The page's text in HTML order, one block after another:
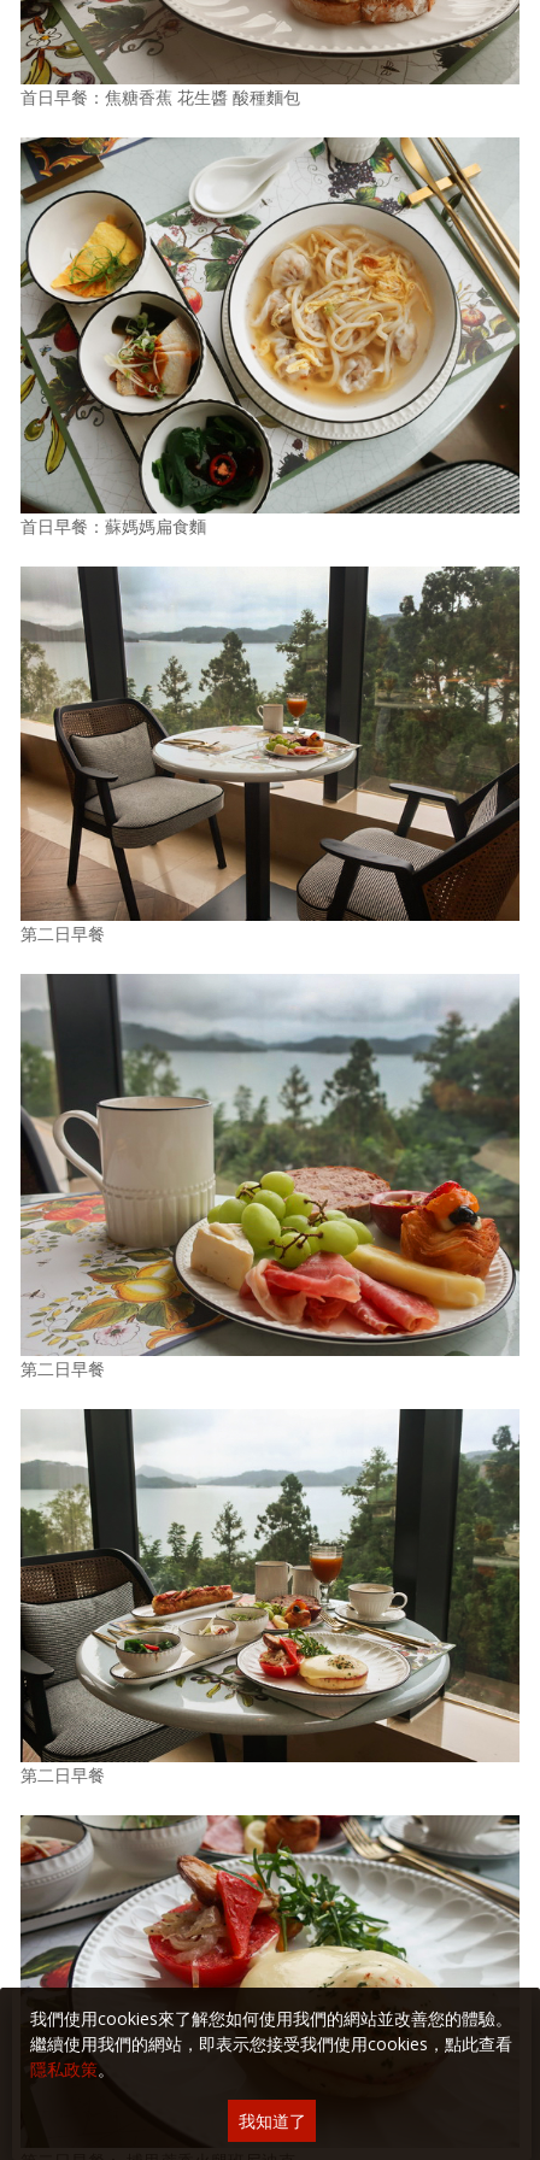
首日早餐：焦糖香蕉 花生醬 酸種麵包
首日早餐：蘇媽媽扁食麵
第二日早餐
第二日早餐
第二日早餐
我們使用cookies來了解您如何使用我們的網站並改善您的體驗。
繼續使用我們的網站，即表示您接受我們使用cookies，點此查看
隱私政策。
我知道了